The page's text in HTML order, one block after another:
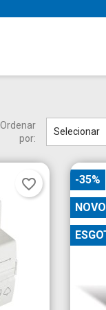
Ordenar
por:
Selecionar
favorite_border -35%
NOVO